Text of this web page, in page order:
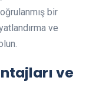
bir
ve
ve